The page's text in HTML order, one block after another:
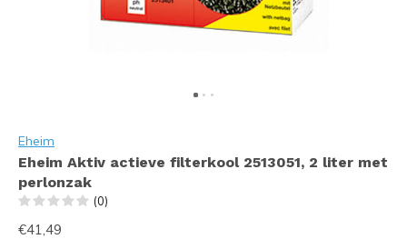
Eheim
Eheim Aktiv actieve filterkool 2513051, 2 liter met
perlonzak
(0)
€41,49